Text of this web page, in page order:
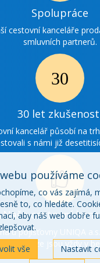
Ikonka
Spolupráce
cestovní kanceláře
smluvních partnerů.
30
30 let
kancelář působí na
s námi již
o
nás
Naše cestovní
u pojišťovny UNIQA
peníze jsou vždy v
používáme
co vás zajímá,
to, co hledáte.
aby náš web dobře
vše
Nastavit